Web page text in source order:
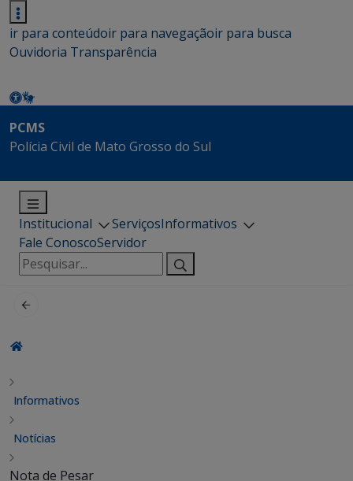
ir para conteúdoir para navegaçãoir para busca
Ouvidoria Transparência
PCMS
Polícia Civil de Mato Grosso do Sul
Institucional ServiçosInformativos
Fale ConoscoServidor
Pesquisar
por:
Informativos
Notícias
Nota de Pesar